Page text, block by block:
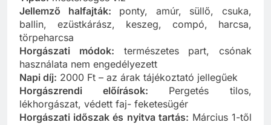
Jellemző halfajták: ponty, amúr, süllő, csuka,
ballin, ezüstkárász, keszeg, compó, harcsa,
törpeharcsa
Horgászati módok: természetes part, csónak
használata nem engedélyezett
Napi díj: 2000 Ft – az árak tájékoztató jellegűek
Horgászrendi előírások: Pergetés tilos,
lékhorgászat, védett faj- feketesügér
Horgászati időszak és nyitva tartás: Március 1-től